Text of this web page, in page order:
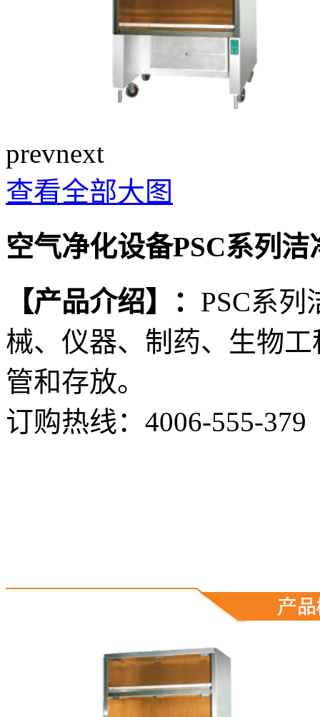
prevnext
查看全部大图
空气净化设备PSC系列洁
【产品介绍】： PSC系
械、仪器、制药、生物
管和存放。
订购热线： 4006-555-379